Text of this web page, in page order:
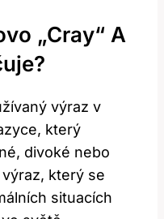
„cray“ A
výraz v
který
divoké nebo
který se
situacích